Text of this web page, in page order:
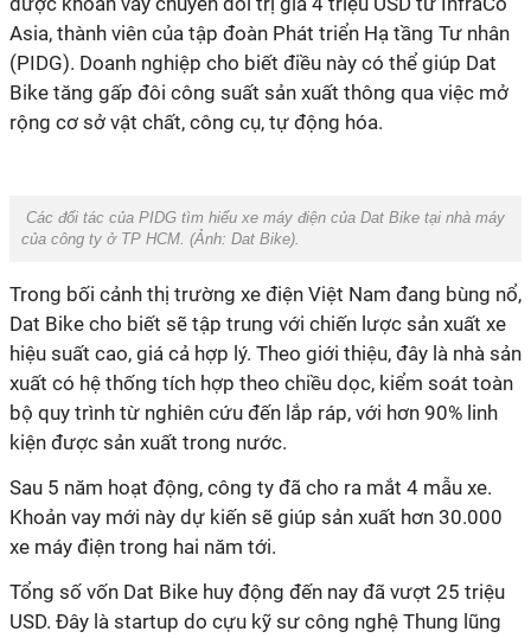
Asia, thành viên của tập đoàn Phát triển Hạ tầng Tư nhân
(PIDG). Doanh nghiệp cho biết điều này có thể giúp Dat
Bike tăng gấp đôi công suất sản xuất thông qua việc mở
rộng cơ sở vật chất, công cụ, tự động hóa.
Các đối tác của PIDG tìm hiểu xe máy điện của Dat Bike tại nhà máy
của công ty ở TP HCM. (Ảnh: Dat Bike).
Trong bối cảnh thị trường xe điện Việt Nam đang bùng nổ,
Dat Bike cho biết sẽ tập trung với chiến lược sản xuất xe
hiệu suất cao, giá cả hợp lý. Theo giới thiệu, đây là nhà sản
xuất có hệ thống tích hợp theo chiều dọc, kiểm soát toàn
bộ quy trình từ nghiên cứu đến lắp ráp, với hơn 90% linh
kiện được sản xuất trong nước.
Sau 5 năm hoạt động, công ty đã cho ra mắt 4 mẫu xe.
Khoản vay mới này dự kiến sẽ giúp sản xuất hơn 30.000
xe máy điện trong hai năm tới.
Tổng số vốn Dat Bike huy động đến nay đã vượt 25 triệu
USD. Đây là startup do cựu kỹ sư công nghệ Thung lũng